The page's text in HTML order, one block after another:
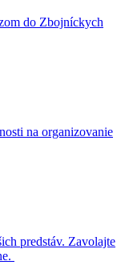
do Zbojníckych
na organizovanie
predstáv. Zavolajte